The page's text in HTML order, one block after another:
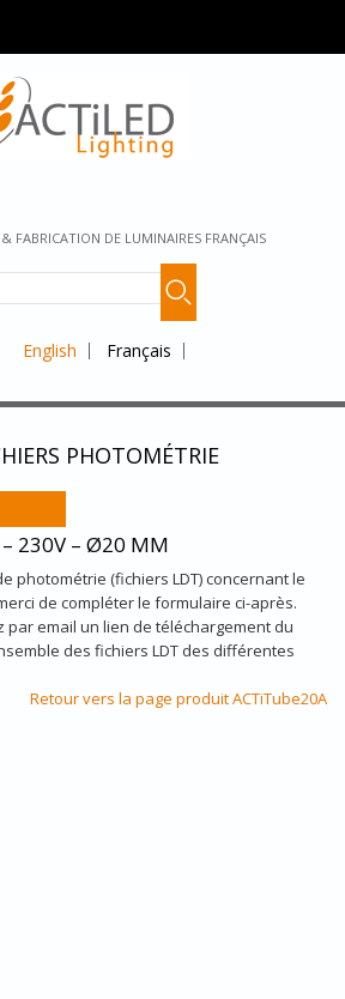
FABRICATION DE LUMINAIRES FRANÇAIS
English Français
PHOTOMÉTRIE
– 230V – Ø20 MM
photométrie (fichiers LDT) concernant le
de compléter le formulaire ci-après.
par email un lien de téléchargement du
des fichiers LDT des différentes
Retour vers la page produit ACTiTube20A